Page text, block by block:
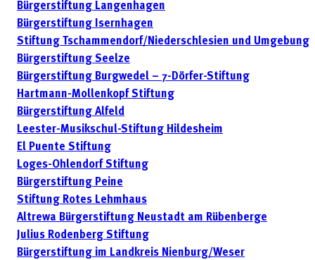
Bürgerstiftung Langenhagen
Bürgerstiftung Isernhagen
Stiftung Tschammendorf/Niederschlesien und Umgebung
Bürgerstiftung Seelze
Bürgerstiftung Burgwedel – 7-Dörfer-Stiftung
Hartmann-Mollenkopf Stiftung
Bürgerstiftung Alfeld
Leester-Musikschul-Stiftung Hildesheim
El Puente Stiftung
Loges-Ohlendorf Stiftung
Bürgerstiftung Peine
Stiftung Rotes Lehmhaus
Altrewa Bürgerstiftung Neustadt am Rübenberge
Julius Rodenberg Stiftung
Bürgerstiftung im Landkreis Nienburg/Weser